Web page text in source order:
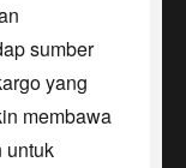
sumber
yang
membawa
untuk